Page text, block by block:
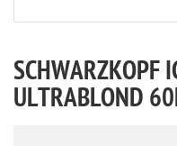
SCHWARZKOPF
ULTRABLOND